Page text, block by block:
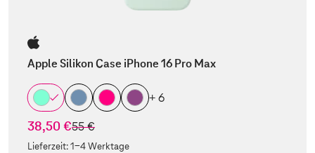
Apple Silikon Case iPhone 16 Pro Max
+ 6
38,50 €statt
55 €
Lieferzeit:1-4 Werktage